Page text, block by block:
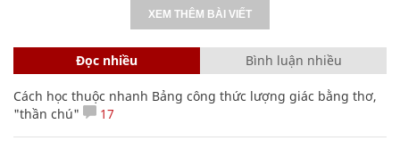
XEM THÊM BÀI VIẾT
Đọc nhiều Bình luận nhiều
Cách học thuộc nhanh Bảng công thức lượng giác bằng thơ,
"thần chú"
17